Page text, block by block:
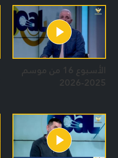
الأسبوع 16 من موسم
2025-2026